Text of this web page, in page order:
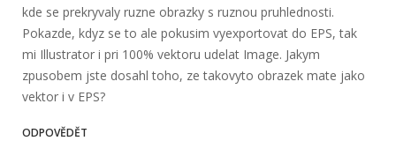
kde se prekryvaly ruzne obrazky s ruznou pruhlednosti.
Pokazde, kdyz se to ale pokusim vyexportovat do EPS, tak
mi Illustrator i pri 100% vektoru udelat Image. Jakym
zpusobem jste dosahl toho, ze takovyto obrazek mate jako
vektor i v EPS?
ODPOVĚDĚT